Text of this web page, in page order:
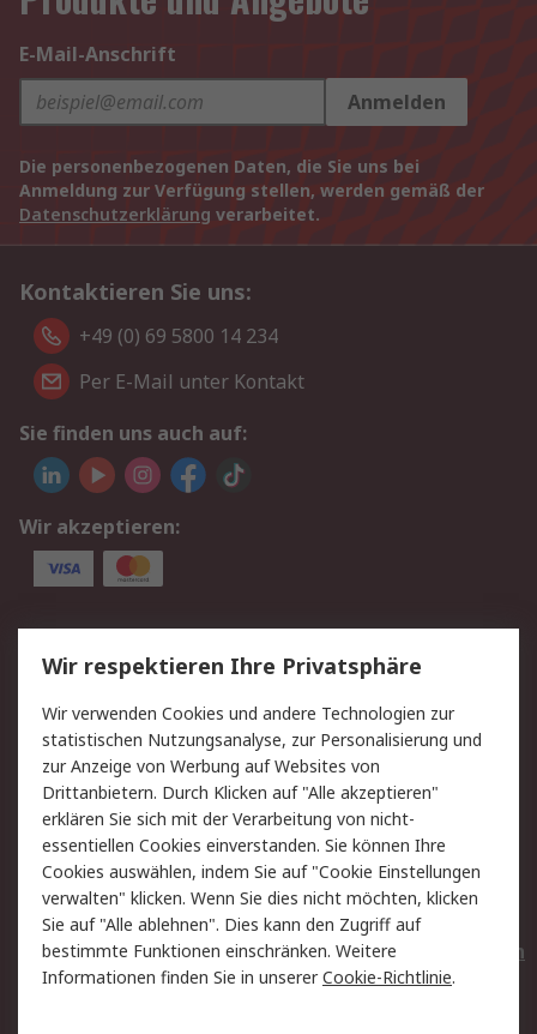
E-Mail-Anschrift
Anmelden
Die personenbezogenen Daten, die Sie uns bei
Anmeldung zur Verfügung stellen, werden gemäß der
Datenschutzerklärung verarbeitet.
Kontaktieren Sie uns:
+49 (0) 69 5800 14 234
Per E-Mail unter Kontakt
Sie finden uns auch auf:
Wir akzeptieren:
Service
Value Added Services
Lieferlösungen
Rücksendungen
Kontakt
Hilfe
Privatkunden
Rechtliches
AGB
Datenschutz
Cookie-Richtlinie
Zahlungsbedingungen
Copyright/Impressum
Entsorgung
Elektrogeräte/Batterien
Wir respektieren Ihre Privatsphäre
Wir verwenden Cookies und andere Technologien zur
statistischen Nutzungsanalyse, zur Personalisierung und
zur Anzeige von Werbung auf Websites von
Drittanbietern. Durch Klicken auf "Alle akzeptieren"
erklären Sie sich mit der Verarbeitung von nicht-
essentiellen Cookies einverstanden. Sie können Ihre
Cookies auswählen, indem Sie auf "Cookie Einstellungen
verwalten" klicken. Wenn Sie dies nicht möchten, klicken
Sie auf "Alle ablehnen". Dies kann den Zugriff auf
bestimmte Funktionen einschränken. Weitere
Informationen finden Sie in unsererCookie-Richtlinie.